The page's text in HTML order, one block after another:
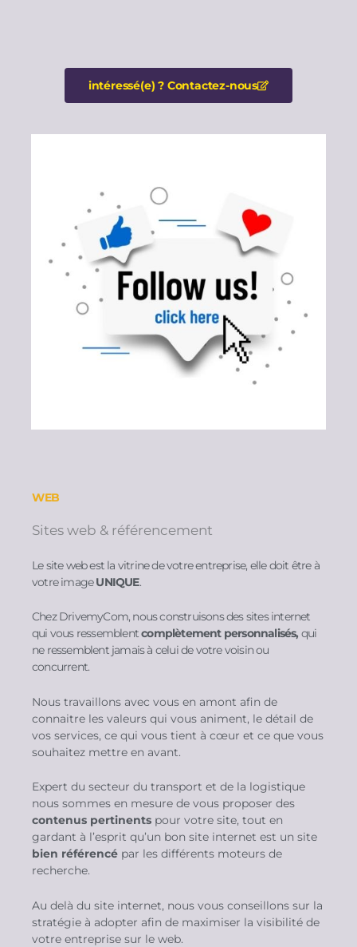
intéressé(e) ? Contactez-nous​
WEB
Sites web & référencement
Le site web est la vitrine de votre entreprise, elle doit être à
votre imageUNIQUE.
Chez DrivemyCom, nous construisons des sites internet
qui vous ressemblentcomplètement personnalisés, qui
ne ressemblent jamais à celui de votre voisin ou
concurrent.
Nous travaillons avec vous en amont afin de
connaitre les valeurs qui vous animent, le détail de
vos services, ce qui vous tient à cœur et ce que vous
souhaitez mettre en avant.
Expert du secteur du transport et de la logistique
nous sommes en mesure de vous proposer des
contenus pertinents pour votre site, tout en
gardant à l’esprit qu’un bon site internet est un site
bien référencé par les différents moteurs de
recherche.
Au delà du site internet, nous vous conseillons sur la
stratégie à adopter afin de maximiser la visibilité de
votre entreprise sur le web.